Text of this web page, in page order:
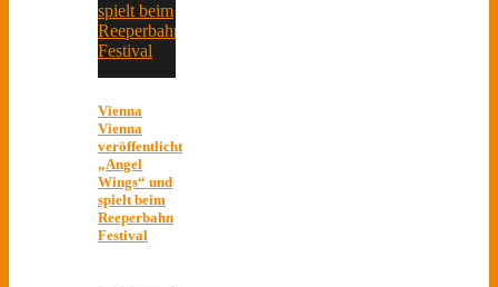
Vienna
Vienna
veröffentlicht
„Angel
Wings“ und
spielt beim
Reeperbahn
Festival